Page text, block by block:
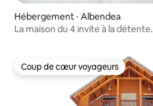
Hébergement ⋅ Albendea
La maison du 4 invite à la détente.
Coup de cœur voyageurs
Coup de cœur voyageurs